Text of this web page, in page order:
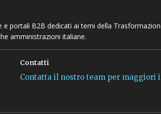
portali B2B dedicati ai temi della
amministrazioni italiane.
Contatti
Contatta il nostro team per maggiori